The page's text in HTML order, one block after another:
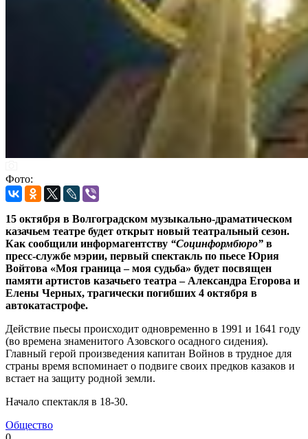
Фото:
15 октября в Волгоградском музыкально-драматическом
казачьем театре будет открыт новый театральный сезон.
Как сообщили информагентству “Социнформбюро” в
пресс-службе мэрии, первый спектакль по пьесе Юрия
Войтова «Моя граница – моя судьба» будет посвящен
памяти артистов казачьего театра – Александра Егорова и
Елены Черных, трагически погибших 4 октября в
автокатастрофе.
Действие пьесы происходит одновременно в 1991 и 1641 году
(во времена знаменитого Азовского осадного сидения).
Главный герой произведения капитан Войнов в трудное для
страны время вспоминает о подвиге своих предков казаков и
встает на защиту родной земли.
Начало спектакля в 18-30.
Общество